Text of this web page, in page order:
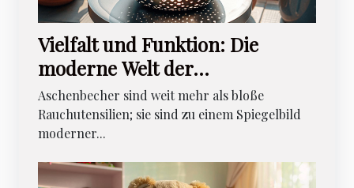
Vielfalt und Funktion: Die
moderne Welt der
Aschenbecher
Aschenbecher sind weit mehr als bloße
Rauchutensilien; sie sind zu einem Spiegelbild
moderner...